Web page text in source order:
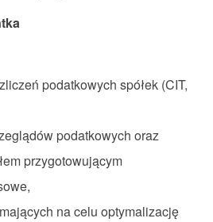
podatkowych spółek (CIT,
podatkowych oraz
przygotowującym
na celu optymalizację